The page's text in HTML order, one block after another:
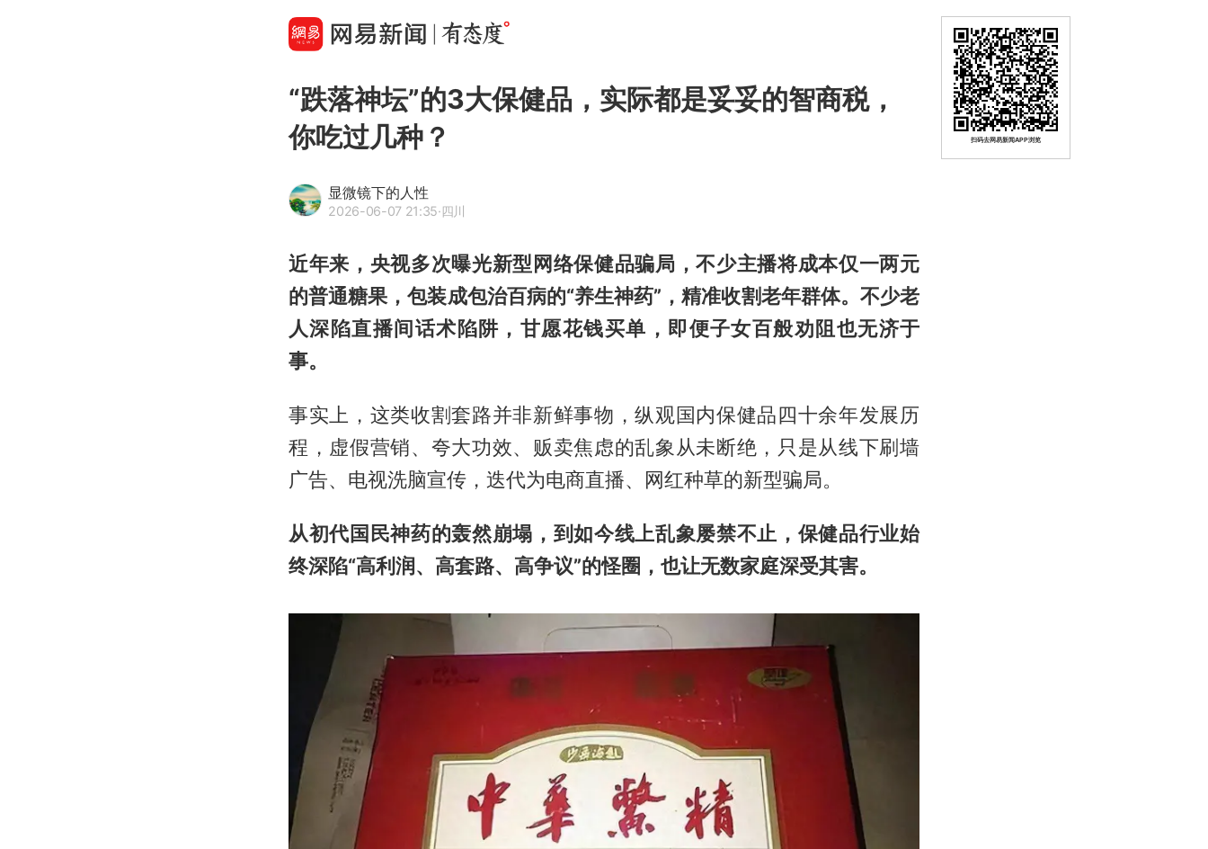
“跌落神坛”的3大保健品，实际都是妥妥的智商税，
你吃过几种？
显微镜下的人性
2026-06-07 21:35·四川
近年来，央视多次曝光新型网络保健品骗局，不少主播将成本仅一两元
的普通糖果，包装成包治百病的“养生神药”，精准收割老年群体。不少老
人深陷直播间话术陷阱，甘愿花钱买单，即便子女百般劝阻也无济于
事。
事实上，这类收割套路并非新鲜事物，纵观国内保健品四十余年发展历
程，虚假营销、夸大功效、贩卖焦虑的乱象从未断绝，只是从线下刷墙
广告、电视洗脑宣传，迭代为电商直播、网红种草的新型骗局。
从初代国民神药的轰然崩塌，到如今线上乱象屡禁不止，保健品行业始
终深陷“高利润、高套路、高争议”的怪圈，也让无数家庭深受其害。
扫码去网易新闻APP浏览